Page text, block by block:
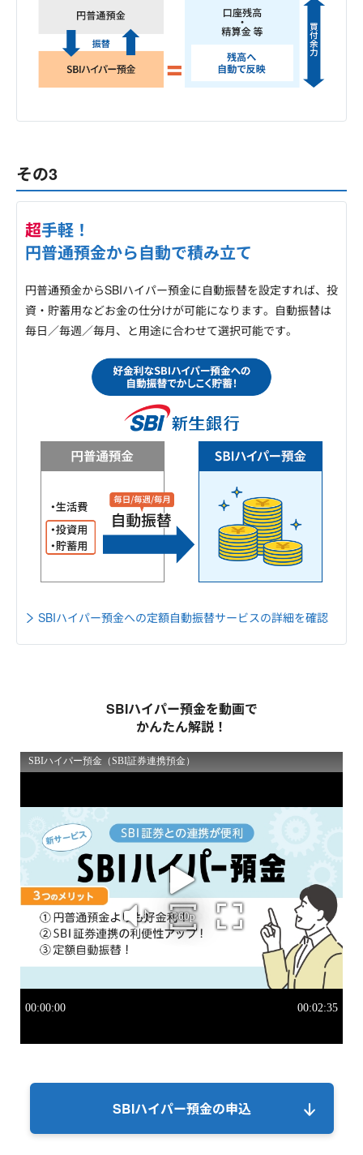
その3
超手軽！
円普通預金から自動で積み立て
円普通預金からSBIハイパー預金に自動振替を設定すれば、投
資・貯蓄用などお金の仕分けが可能になります。自動振替は
毎日／毎週／毎月、と用途に合わせて選択可能です。
SBIハイパー預金への定額自動振替サービスの詳細を確認
SBIハイパー預金を動画で
かんたん解説！
SBIハイパー預金の申込